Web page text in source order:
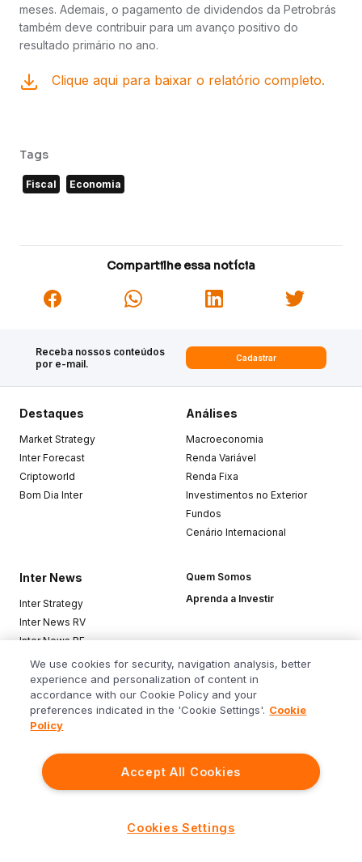
meses. Ademais, o pagamento de dividendos da Petrobrás
também deve contribuir para um avanço positivo do
resultado primário no ano.
Clique aqui para baixar o relatório completo.
Tags
Fiscal Economia
Compartilhe essa notícia
Receba nossos conteúdos
por e-mail.
Cadastrar
Siga o Inter
Destaques
Market Strategy
Inter Forecast
Criptoworld
Bom Dia Inter
Análises
Macroeconomia
Renda Variável
Renda Fixa
Investimentos no Exterior
Fundos
Cenário Internacional
Inter News
Inter Strategy
Inter News RV
Inter News RF
Top Funds
Quem Somos
Aprenda a Investir
Baixe o app
We use cookies for security, navigation analysis, better
experience and personalization of content in
accordance with our Cookie Policy and your
preferences indicated in the 'Cookie Settings'. Cookie
Policy
Accept All Cookies
Cookies Settings